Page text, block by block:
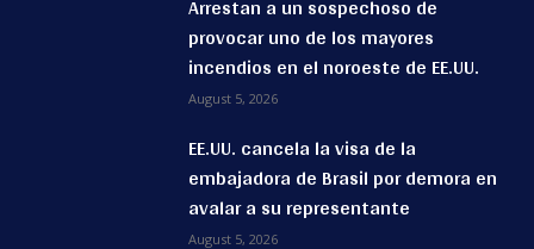
Arrestan a un sospechoso de
provocar uno de los mayores
incendios en el noroeste de EE.UU.
August 5, 2026
EE.UU. cancela la visa de la
embajadora de Brasil por demora en
avalar a su representante
August 5, 2026